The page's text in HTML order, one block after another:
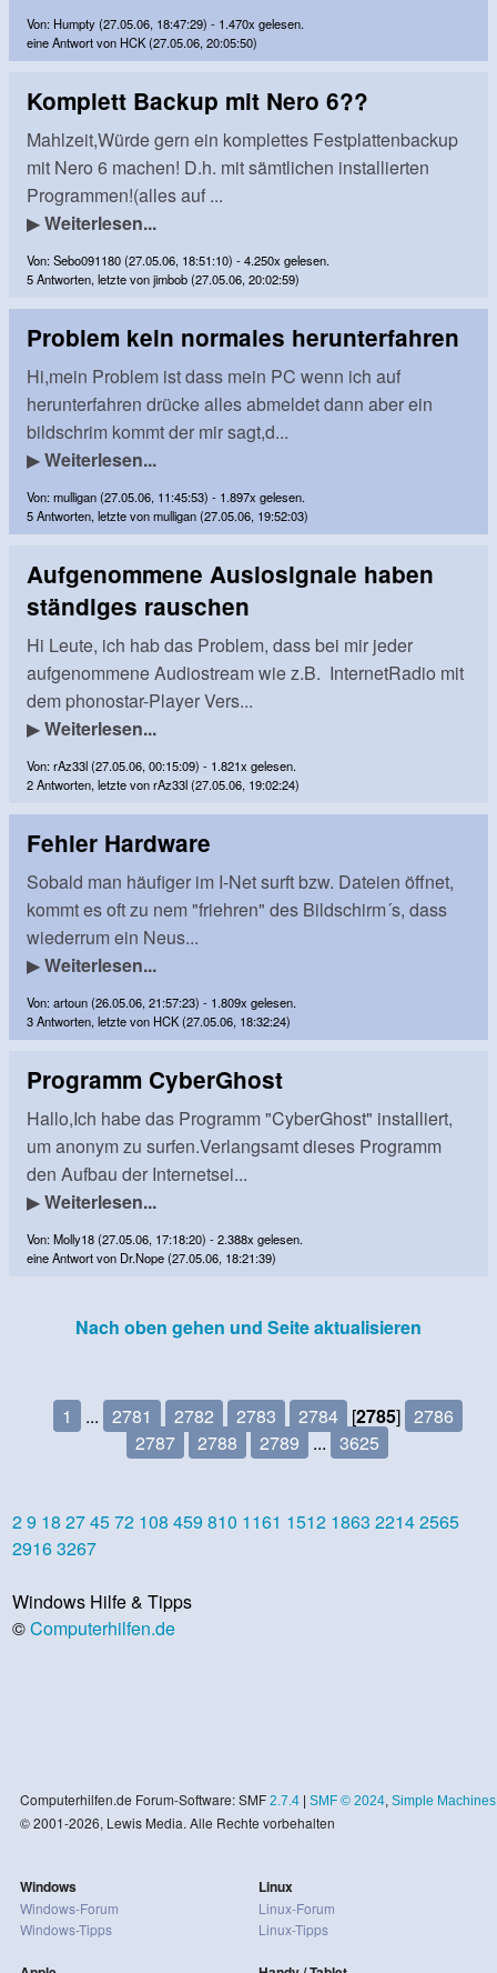
Von: Humpty (27.05.06, 18:47:29) - 1.470x gelesen.
eine Antwort von HCK (27.05.06, 20:05:50)
Komplett Backup mit Nero 6??
Mahlzeit,Würde gern ein komplettes Festplattenbackup
mit Nero 6 machen! D.h. mit sämtlichen installierten
Programmen!(alles auf ...
▶Weiterlesen...
Von: Sebo091180 (27.05.06, 18:51:10) - 4.250x gelesen.
5 Antworten, letzte von jimbob (27.05.06, 20:02:59)
Problem kein normales herunterfahren
Hi,mein Problem ist dass mein PC wenn ich auf
herunterfahren drücke alles abmeldet dann aber ein
bildschrim kommt der mir sagt,d...
▶Weiterlesen...
Von: mulligan (27.05.06, 11:45:53) - 1.897x gelesen.
5 Antworten, letzte von mulligan (27.05.06, 19:52:03)
Aufgenommene Ausiosignale haben
ständiges rauschen
Hi Leute, ich hab das Problem, dass bei mir jeder
aufgenommene Audiostream wie z.B. InternetRadio mit
dem phonostar-Player Vers...
▶Weiterlesen...
Von: rAz33l (27.05.06, 00:15:09) - 1.821x gelesen.
2 Antworten, letzte von rAz33l (27.05.06, 19:02:24)
Fehler Hardware
Sobald man häufiger im I-Net surft bzw. Dateien öffnet,
kommt es oft zu nem "friehren" des Bildschirm´s, dass
wiederrum ein Neus...
▶Weiterlesen...
Von: artoun (26.05.06, 21:57:23) - 1.809x gelesen.
3 Antworten, letzte von HCK (27.05.06, 18:32:24)
Programm CyberGhost
Hallo,Ich habe das Programm "CyberGhost" installiert,
um anonym zu surfen.Verlangsamt dieses Programm
den Aufbau der Internetsei...
▶Weiterlesen...
Von: Molly18 (27.05.06, 17:18:20) - 2.388x gelesen.
eine Antwort von Dr.Nope (27.05.06, 18:21:39)
Nach oben gehen und Seite aktualisieren
1 ... 2781 2782 2783 2784 [2785] 2786
2787
2788 2789 ... 3625
29 18 274572 108 459 810 1161 1512 1863 22142565
29163267
Windows Hilfe & Tipps
©Computerhilfen.de
Computerhilfen.de Forum-Software: SMF 2.7.4| SMF © 2024, Simple Machines
© 2001-2026, Lewis Media. Alle Rechte vorbehalten
Windows
Windows-Forum
Windows-Tipps
Linux
Linux-Forum
Linux-Tipps